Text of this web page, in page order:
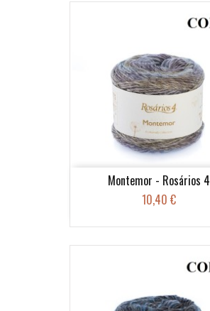
Montemor - Rosários 4
10,40 €